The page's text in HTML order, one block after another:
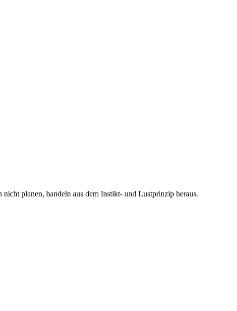
planen, handeln aus dem Instikt- und Lustprinzip heraus.